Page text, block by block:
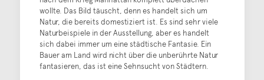
wollte. Das Bild täuscht, denn es handelt sich um
Natur, die bereits domestiziert ist. Es sind sehr viele
Naturbeispiele in der Ausstellung, aber es handelt
sich dabei immer um eine städtische Fantasie. Ein
Bauer am Land wird nicht über die unberührte Natur
fantasieren, das ist eine Sehnsucht von Städtern.